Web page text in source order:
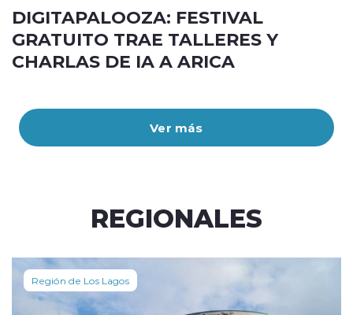
Ver más
DIGITAPALOOZA: FESTIVAL
GRATUITO TRAE TALLERES Y
CHARLAS DE IA A ARICA
REGIONALES
Región de Los Lagos